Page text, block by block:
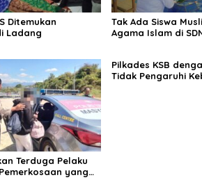
Ditemukan
Ladang
Tak Ada Siswa
Agama Islam di
Terduga Pelaku
yang
Pilkades KSB
Tidak Pengaruhi